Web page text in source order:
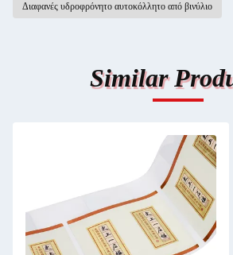
Διαφανές υδροφρόνητο αυτοκόλλητο από βινύλιο
Similar